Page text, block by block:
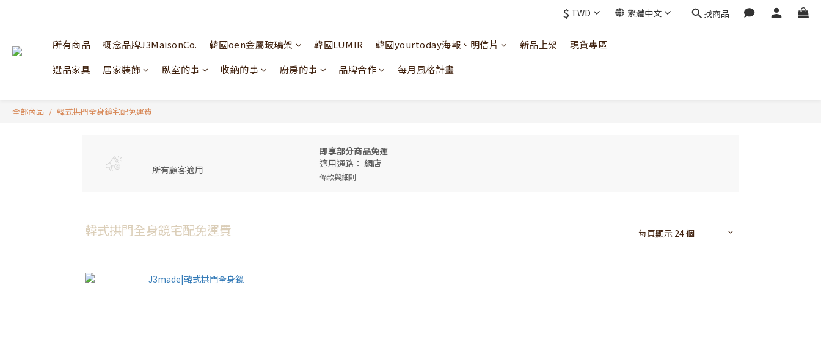
$ TWD 繁體中文 找商品
所有商品 概念品牌J3MaisonCo. 韓國oen金屬玻璃架 韓國LUMIR 韓國yourtoday海報、明信片 新品上架
現貨專區
選品家具
居家裝飾 臥室的事 收納的事 廚房的事 品牌合作 每月風格計畫
全部商品 韓式拱門全身鏡宅配免運費
所有顧客適用
即享部分商品免運
適用通路： 網店
條款與細則
韓式拱門全身鏡宅配免運費 每頁顯示 24 個